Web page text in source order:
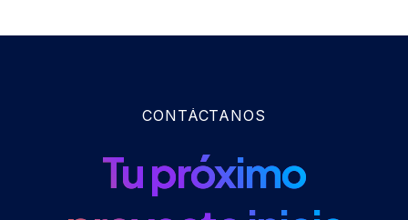
CONTÁCTANOS
Tu próximo